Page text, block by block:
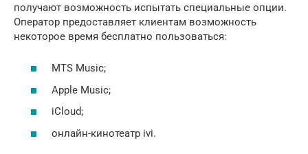
получают возможность испытать специальные опции.
Оператор предоставляет клиентам возможность
некоторое время бесплатно пользоваться:
MTS Music;
Apple Music;
iCloud;
онлайн-кинотеатр ivi.